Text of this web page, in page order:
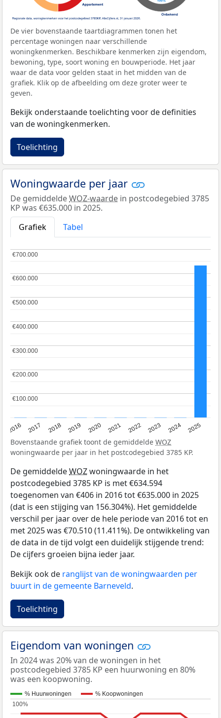
De vier bovenstaande taartdiagrammen tonen het
percentage woningen naar verschillende
woningkenmerken. Beschikbare kenmerken zijn eigendom,
bewoning, type, soort woning en bouwperiode. Het jaar
waar de data voor gelden staat in het midden van de
grafiek. Klik op de afbeelding om deze groter weer te
geven.
Bekijk onderstaande toelichting voor de definities
van de woningkenmerken.
Toelichting
Woningwaarde per jaar
De gemiddeldeWOZ-waarde in postcodegebied 3785
KP was €635.000 in 2025.
Grafiek
Tabel
2016 2017 2018 2019 2020 2021 2022 2023 2024 2025
€100.000
€100.000
€200.000
€200.000
€300.000
€300.000
€400.000
€400.000
€500.000
€500.000
€600.000
€600.000
€700.000
€700.000
Bovenstaande grafiek toont de gemiddelde WOZ
woningwaarde per jaar in het postcodegebied 3785 KP.
De gemiddeldeWOZwoningwaarde in het
postcodegebied 3785 KP is met €634.594
toegenomen van €406 in 2016 tot €635.000 in 2025
(dat is een stijging van 156.304%). Het gemiddelde
verschil per jaar over de hele periode van 2016 tot en
met 2025 was €70.510 (11.411%). De ontwikkeling van
de data in de tijd volgt een duidelijk stijgende trend:
De cijfers groeien bijna ieder jaar.
Bekijk ook de ranglijst van de woningwaarden per
buurt in de gemeente Barneveld.
Toelichting
Eigendom van woningen
In 2024 was 20% van de woningen in het
postcodegebied 3785 KP een huurwoning en 80%
was een koopwoning.
% Huurwoningen
% Koopwoningen
100%
100%